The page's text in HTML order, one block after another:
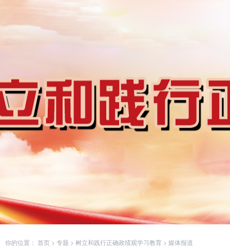
你的位置： 首页 > 专题 > 树立和践行正确政绩观学习教育 > 媒体报道